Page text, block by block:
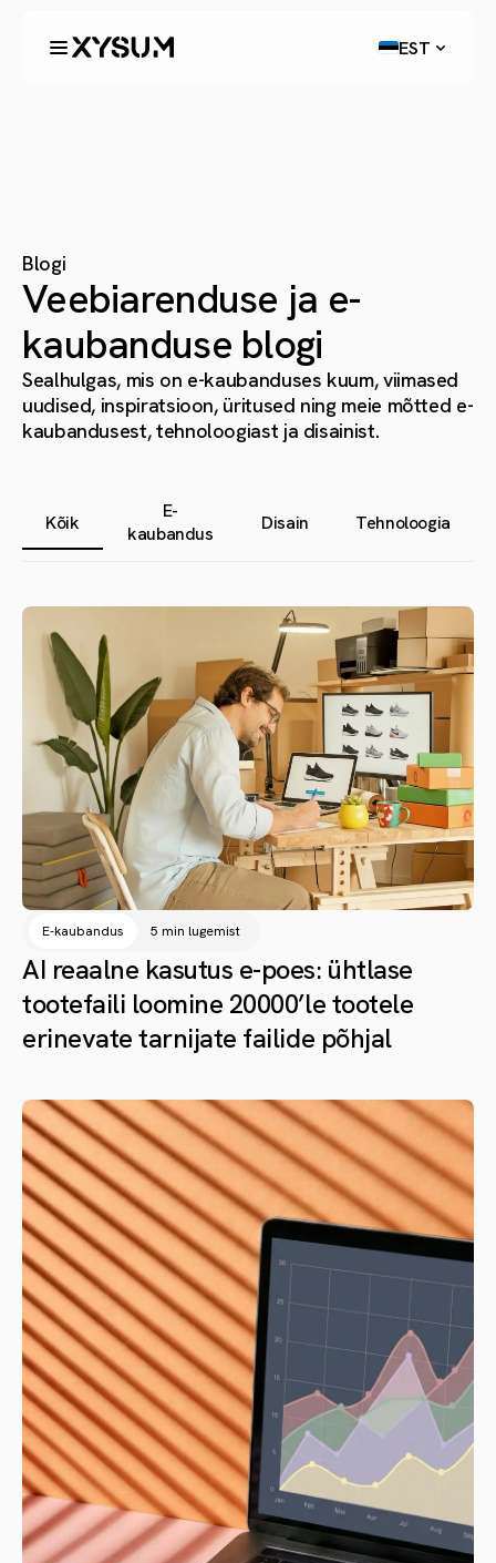
EST
Blogi
Veebiarenduse ja e-
kaubanduse blogi
Sealhulgas, mis on e-kaubanduses kuum, viimased
uudised, inspiratsioon, üritused ning meie mõtted e-
kaubandusest, tehnoloogiast ja disainist.
Kõik
E-
kaubandus
Disain Tehnoloogia
E-kaubandus 5 min lugemist
AI reaalne kasutus e-poes: ühtlase
tootefaili loomine 20000’le tootele
erinevate tarnijate failide põhjal